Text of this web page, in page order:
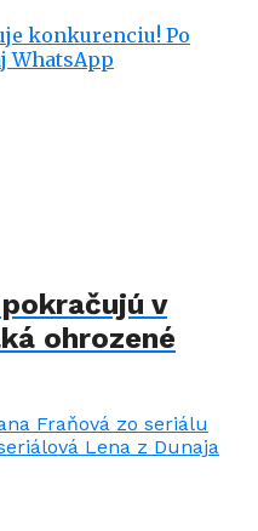
konkurenciu! Po
WhatsApp
v
ohrozené